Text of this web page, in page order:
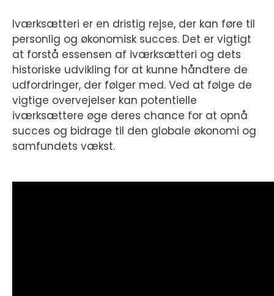
Iværksætteri er en dristig rejse, der kan føre til
personlig og økonomisk succes. Det er vigtigt
at forstå essensen af iværksætteri og dets
historiske udvikling for at kunne håndtere de
udfordringer, der følger med. Ved at følge de
vigtige overvejelser kan potentielle
iværksættere øge deres chance for at opnå
succes og bidrage til den globale økonomi og
samfundets vækst.